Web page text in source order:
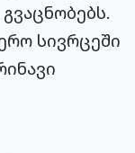
სივრცეში